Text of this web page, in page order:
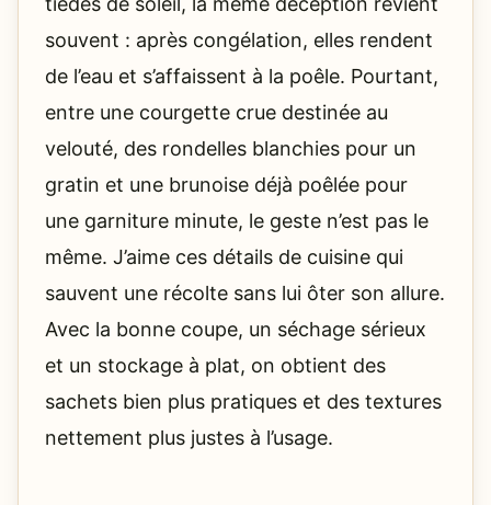
souvent : après congélation, elles rendent
de l’eau et s’affaissent à la poêle. Pourtant,
entre une courgette crue destinée au
velouté, des rondelles blanchies pour un
gratin et une brunoise déjà poêlée pour
une garniture minute, le geste n’est pas le
même. J’aime ces détails de cuisine qui
sauvent une récolte sans lui ôter son allure.
Avec la bonne coupe, un séchage sérieux
et un stockage à plat, on obtient des
sachets bien plus pratiques et des textures
nettement plus justes à l’usage.